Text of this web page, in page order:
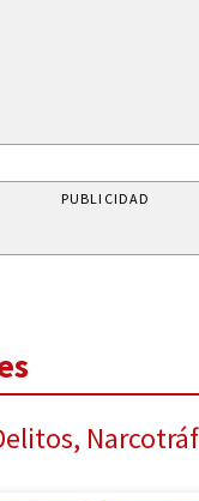
PUBLICIDAD